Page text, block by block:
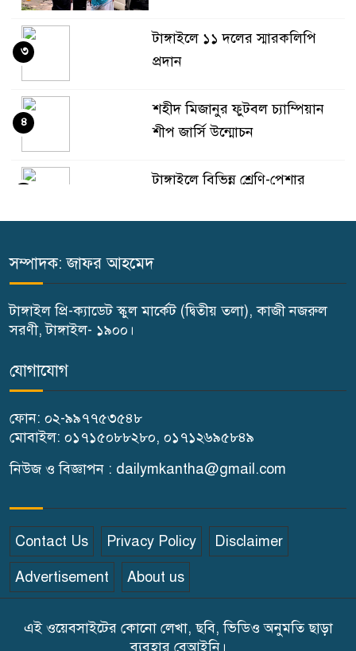
টাঙ্গাইলে ১১ দলের স্মারকলিপি
প্রদান
৩
শহীদ মিজানুর ফুটবল চ্যাম্পিয়ান
শীপ জার্সি উন্মোচন
৪
টাঙ্গাইলে বিভিন্ন শ্রেণি-পেশার
বিতরণ
দেশকে অস্থিতিশীল করার ষড়যন্ত্র
টুকু
৬
৭
জেলা প্রশাসনের নানা কর্মসূচি
৮
মরদেহ উদ্ধার
৯
বাসাইলে সুন্না আব্বাছিয়া উচ্চ
পালন
১০
সম্পাদক: জাফর আহমেদ
টাঙ্গাইল প্রি-ক্যাডেট স্কুল মার্কেট (দ্বিতীয় তলা), কাজী নজরুল
সরণী, টাঙ্গাইল- ১৯০০।
যোগাযোগ
ফোন: ০২-৯৯৭৭৫৩৫৪৮
মোবাইল: ০১৭১৫০৮৮২৮০, ০১৭১২৬৯৫৮৪৯
নিউজ ও বিজ্ঞাপন : dailymkantha@gmail.com
Contact Us Privacy Policy Disclaimer
Advertisement About us
এই ওয়েবসাইটের কোনো লেখা, ছবি, ভিডিও অনুমতি ছাড়া
ব্যবহার বেআইনি।